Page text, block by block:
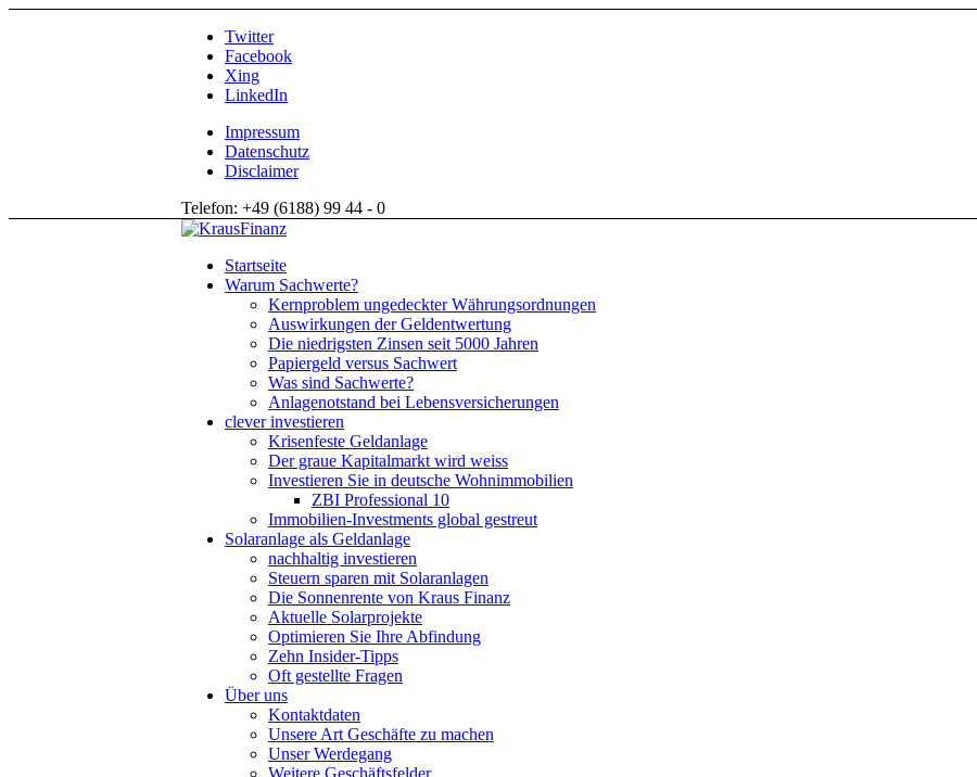
Twitter
Facebook
Xing
LinkedIn
Impressum
Datenschutz
Disclaimer
Telefon: +49 (6188) 99 44 - 0
Startseite
Warum Sachwerte?
Kernproblem ungedeckter Währungsordnungen
Auswirkungen der Geldentwertung
Die niedrigsten Zinsen seit 5000 Jahren
Papiergeld versus Sachwert
Was sind Sachwerte?
Anlagenotstand bei Lebensversicherungen
clever investieren
Krisenfeste Geldanlage
Der graue Kapitalmarkt wird weiss
Investieren Sie in deutsche Wohnimmobilien
ZBI Professional 10
Immobilien-Investments global gestreut
Solaranlage als Geldanlage
nachhaltig investieren
Steuern sparen mit Solaranlagen
Die Sonnenrente von Kraus Finanz
Aktuelle Solarprojekte
Optimieren Sie Ihre Abfindung
Zehn Insider-Tipps
Oft gestellte Fragen
Über uns
Kontaktdaten
Unsere Art Geschäfte zu machen
Unser Werdegang
Weitere Geschäftsfelder